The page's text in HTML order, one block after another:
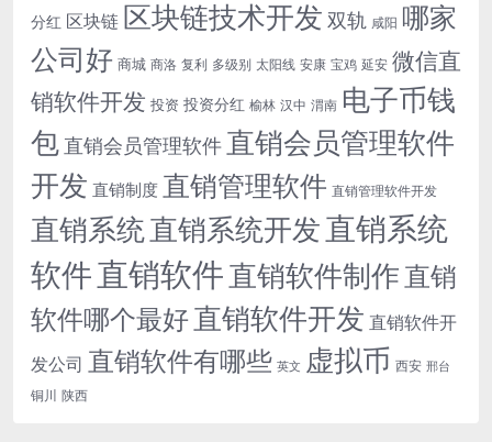
分红 区块链 区块链技术开发 双轨 咸阳 哪家
公司好 商城 商洛 复利 多级别 太阳线 安康 宝鸡 延安 微信直
销软件开发 投资 投资分红 榆林 汉中 渭南 电子币钱
包 直销会员管理软件 直销会员管理软件
开发 直销制度 直销管理软件 直销管理软件开发
直销系统直销系统开发直销系统
软件直销软件直销软件制作直销
软件哪个最好直销软件开发 直销软件开
发公司 直销软件有哪些 英文 虚拟币 西安 邢台
铜川 陕西